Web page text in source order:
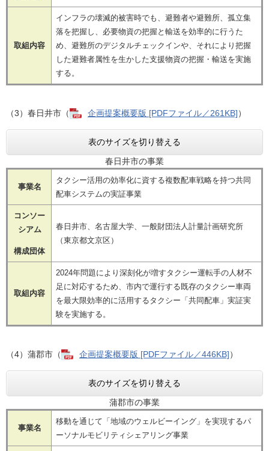
取組内容
インフラの壊滅的被害時でも、避難者や避難所、孤立集
落を把握し、必要物資の把握と輸送を効率的に行うた
め、避難所のデジタルチェックインや、それにより把握
した避難者属性を生かした支援物資の把握・輸送を実施
する。
（3）春日井市（ 企画提案概要版 [PDFファイル／261KB]）
表のサイズを切り替える
春日井市の事業
事業名
タクシー活用の効率化に資する複数配車戦略を持つ共同
配車システムの実証事業
コンソー
シアム
構成団体
春日井市、名古屋大学、一般財団法人計量計画研究所
（東京都文京区）
取組内容
2024年問題により深刻化が増すタクシー運転手の人材不
足に対応するため、市内で運行する既存のタクシー車両
を最大限効率的に活用するタクシー「共同配車」実証実
験を実施する。
（4）蒲郡市（ 企画提案概要版 [PDFファイル／446KB]）
表のサイズを切り替える
蒲郡市の事業
事業名
移動を通じて「地域のウェルビーイング」を実現するパ
ーソナルモビリティシェアリング事業